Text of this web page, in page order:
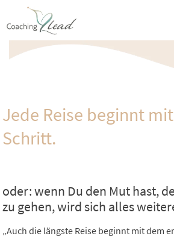
to
content
Jede Reise beginnt
Schritt.
oder: wenn Du den Mut hast,
zu gehen, wird sich alles
„Auch die längste Reise beginnt mit dem